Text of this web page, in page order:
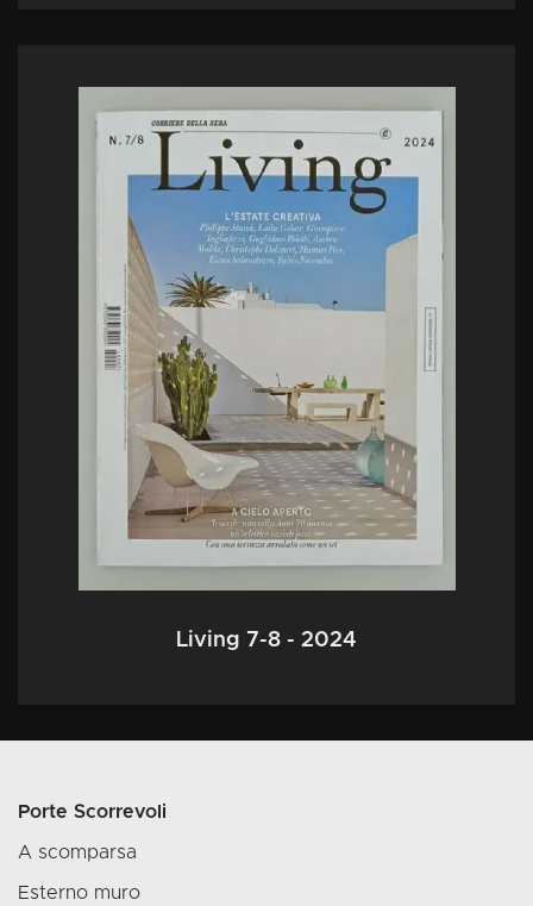
Living 7-8 - 2024
Porte Scorrevoli
A scomparsa
Esterno muro